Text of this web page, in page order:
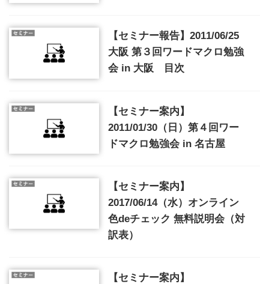
【セミナー報告】2011/06/25
大阪 第３回ワードマクロ勉強
会 in 大阪 目次
【セミナー案内】
2011/01/30（日）第４回ワー
ドマクロ勉強会 in 名古屋
【セミナー案内】
2017/06/14（水）オンライン
色deチェック 無料説明会（対
訳表）
【セミナー案内】